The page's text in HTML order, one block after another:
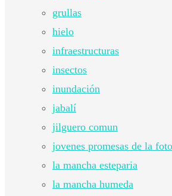
grullas
hielo
infraestructuras
insectos
inundación
jabalí
jilguero comun
jovenes promesas de la
la mancha esteparia
la mancha humeda